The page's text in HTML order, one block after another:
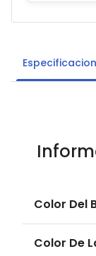
Color Del
Color De